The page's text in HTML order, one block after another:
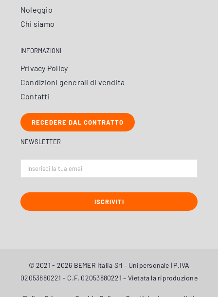
Noleggio
Chi siamo
INFORMAZIONI
Privacy Policy
Condizioni generali di vendita
Contatti
RECEDERE DAL CONTRATTO
NEWSLETTER
ISCRIVITI
© 2021 - 2026 BEMER Italia Srl – Unipersonale | P.IVA
02053880221 - C.F. 02053880221 – Vietata la riproduzione